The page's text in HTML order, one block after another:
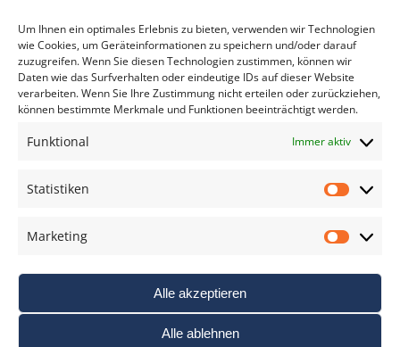
Um Ihnen ein optimales Erlebnis zu bieten, verwenden wir Technologien
wie Cookies, um Geräteinformationen zu speichern und/oder darauf
zuzugreifen. Wenn Sie diesen Technologien zustimmen, können wir
Daten wie das Surfverhalten oder eindeutige IDs auf dieser Website
verarbeiten. Wenn Sie Ihre Zustimmung nicht erteilen oder zurückziehen,
können bestimmte Merkmale und Funktionen beeinträchtigt werden.
Funktional Immer aktiv
Statistiken
Marketing
Alle akzeptieren
Alle ablehnen
*